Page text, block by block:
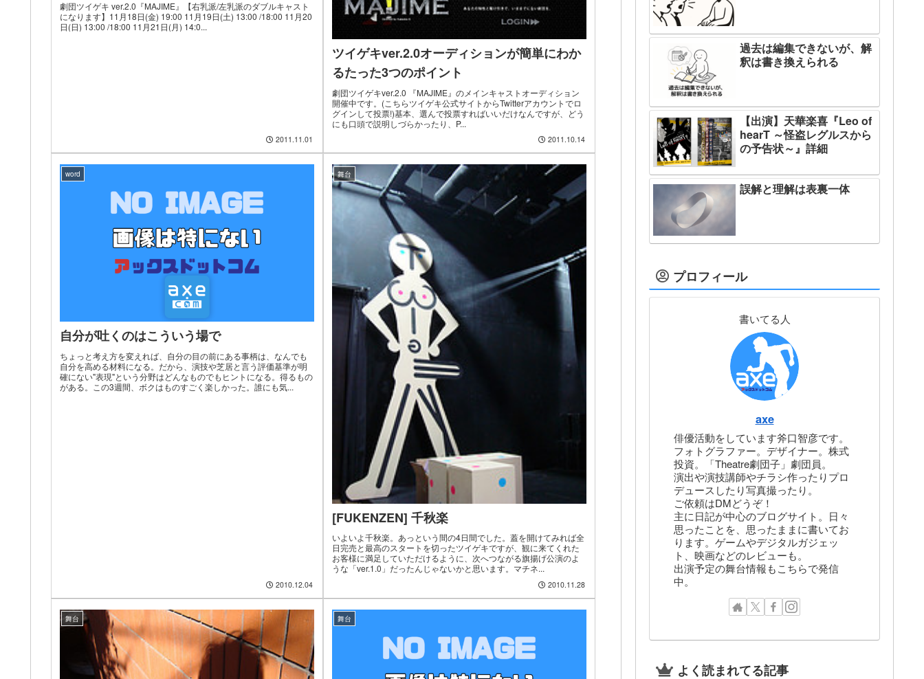
劇団ツイゲキ ver.2.0『MAJIME』【右乳派/左乳派のダブルキャスト
になります】11月18日(金) 19:00 11月19日(土) 13:00 /18:00 11月20
日(日) 13:00 /18:00 11月21日(月) 14:0...
2011.11.01
ツイゲキver.2.0オーディションが簡単にわか
るたった3つのポイント
劇団ツイゲキver.2.0 『MAJIME』のメインキャストオーディション
開催中です。(こちらツイゲキ公式サイトからTwitterアカウントでロ
グインして投票!)基本、選んで投票すればいいだけなんですが、どう
にも口頭で説明しづらかったり、P...
2011.10.14
word
自分が吐くのはこういう場で
ちょっと考え方を変えれば、自分の目の前にある事柄は、なんでも
自分を高める材料になる。だから、演技や芝居と言う評価基準が明
確にない"表現"という分野はどんなものでもヒントになる。得るもの
がある。この3週間、ボクはものすごく楽しかった。誰にも気...
2010.12.04
舞台
[FUKENZEN] 千秋楽
いよいよ千秋楽。あっという間の4日間でした。蓋を開けてみれば全
日完売と最高のスタートを切ったツイゲキですが、観に来てくれた
お客様に満足していただけるように、次へつながる旗揚げ公演のよ
うな「ver.1.0」だったんじゃないかと思います。マチネ...
2010.11.28
舞台 舞台
過去は編集できないが、解
釈は書き換えられる
【出演】天華楽喜『Leo of
hearT ～怪盗レグルスから
の予告状～』詳細
誤解と理解は表裏一体
プロフィール
書いてる人
axe
俳優活動をしています斧口智彦です。
フォトグラファー。デザイナー。株式
投資。「Theatre劇団子」劇団員。
演出や演技講師やチラシ作ったりプロ
デュースしたり写真撮ったり。
ご依頼はDMどうぞ！
主に日記が中心のブログサイト。日々
思ったことを、思ったままに書いてお
ります。ゲームやデジタルガジェッ
ト、映画などのレビューも。
出演予定の舞台情報もこちらで発信
中。
よく読まれてる記事